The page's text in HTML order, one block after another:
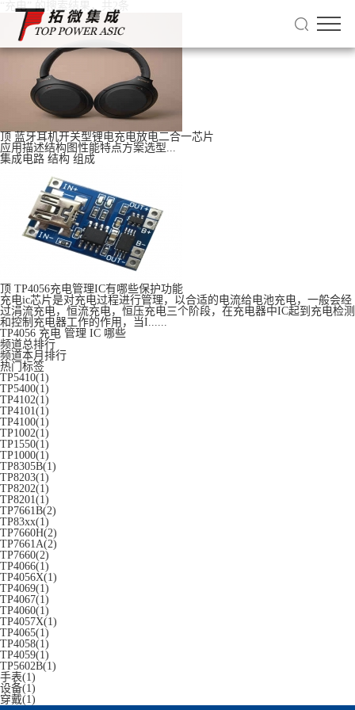
“充电” 的搜索结果，共 2
顶 蓝牙耳机开关型锂电充电放电二合一芯片
应用描述结构图性能特点方案选型...
集成电路 结构 组成
顶 TP4056充电管理IC有哪些保护功能
充电ic芯⽚是对充电过程进⾏管理，以合适的电流给电池充电，⼀般会经
过涓流充电，恒流充电，恒压充电三个阶段，在充电器中IC起到充电检测
和控制充电器⼯作的作⽤，当I......
TP4056 充电 管理 IC 哪些
频道总排行
频道本月排行
热门标签
TP5410(1)
TP5400(1)
TP4102(1)
TP4101(1)
TP4100(1)
TP1002(1)
TP1550(1)
TP1000(1)
TP8305B(1)
TP8203(1)
TP8202(1)
TP8201(1)
TP7661B(2)
TP83xx(1)
TP7660H(2)
TP7661A(2)
TP7660(2)
TP4066(1)
TP4056X(1)
TP4069(1)
TP4067(1)
TP4060(1)
TP4057X(1)
TP4065(1)
TP4058(1)
TP4059(1)
TP5602B(1)
手表(1)
设备(1)
穿戴(1)